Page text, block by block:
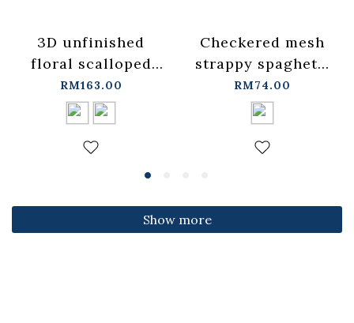
3D unfinished
floral scalloped
jeans, available in
two colors, sizes
S/M/L.
【04011891】in
stock+pre-order
RM163.00
Checkered mesh
strappy spaghetti
strap cover-up
vest -
blue【01099697】
in stock+pre-order
RM74.00
Show more